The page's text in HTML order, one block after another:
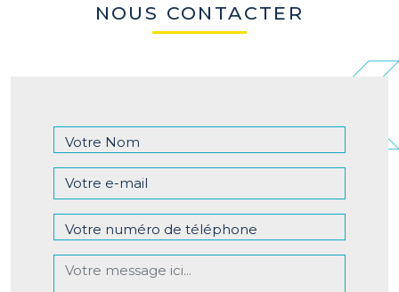
NOUS CONTACTER